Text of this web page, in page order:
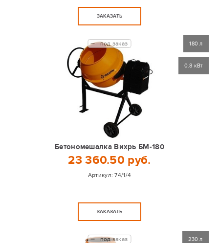
ЗАКАЗАТЬ
Бетономешалка Вихрь БМ-180
23 360.50 руб.
Артикул:74/1/4
под заказ
ЗАКАЗАТЬ
180 л
0.8 кВт
под заказ 230 л